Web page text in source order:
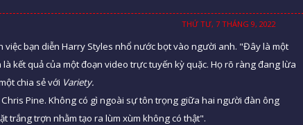
THỨ TƯ, 7 THÁNG 9, 2022
bạn diễn Harry Styles nhổ nước bọt vào người anh. "Đây là một
kết quả của một đoạn video trực tuyến kỳ quặc. Họ rõ ràng đang lừa
chia sẻ với Variety.
Pine. Không có gì ngoài sự tôn trọng giữa hai người đàn ông
trắng trợn nhằm tạo ra lùm xùm không có thật".